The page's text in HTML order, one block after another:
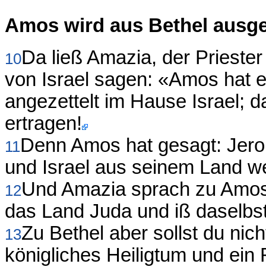
Amos wird aus Bethel
10Da ließ Amazia, der
von Israel sagen: «Amos hat
angezettelt im Hause Israel;
ertragen!
11Denn Amos hat gesagt:
und Israel aus seinem Land
12Und Amazia sprach zu
das Land Juda und iß
13Zu Bethel aber sollst du
königliches Heiligtum und ein